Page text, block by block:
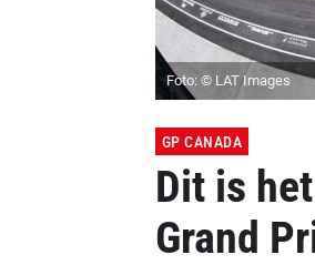
Foto: © LAT Images
GP CANADA
Dit is
Grand